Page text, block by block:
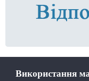
Використання